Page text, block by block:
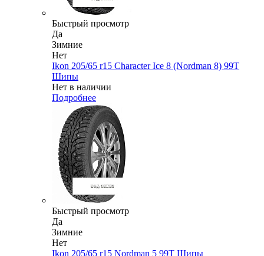
Быстрый просмотр
Да
Зимние
Нет
Ikon 205/65 r15 Character Ice 8 (Nordman 8) 99T
Шипы
Нет в наличии
Подробнее
Быстрый просмотр
Да
Зимние
Нет
Ikon 205/65 r15 Nordman 5 99T Шипы